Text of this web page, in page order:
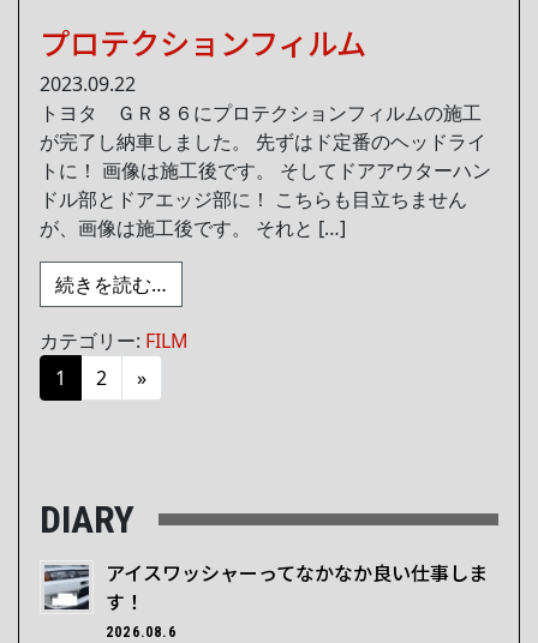
プロテクションフィルム
2023.09.22
トヨタ ＧＲ８６にプロテクションフィルムの施工
が完了し納車しました。 先ずはド定番のヘッドライ
トに！ 画像は施工後です。 そしてドアアウターハン
ドル部とドアエッジ部に！ こちらも目立ちません
が、画像は施工後です。 それと […]
続きを読む…
カテゴリー: FILM
投稿ナビゲーション
1 2 »
DIARY
アイスワッシャーってなかなか良い仕事しま
す！
2026.08.6